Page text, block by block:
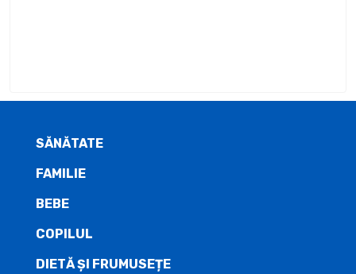
SĂNĂTATE
FAMILIE
BEBE
COPILUL
DIETĂ ŞI FRUMUSEȚE